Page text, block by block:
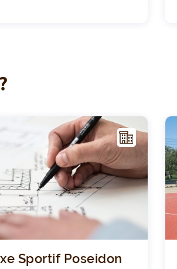
NFR
AST
RUC
Sportif Poseidon